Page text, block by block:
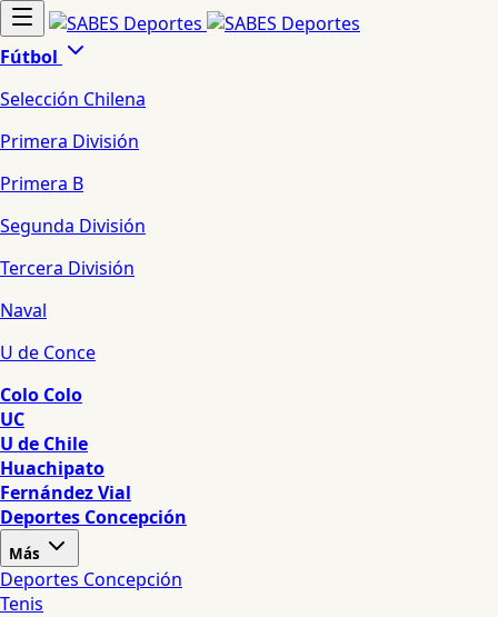
Fútbol
Selección Chilena
Primera División
Primera B
Segunda División
Tercera División
Naval
U de Conce
Colo Colo
UC
U de Chile
Huachipato
Fernández Vial
Deportes Concepción
Más
Deportes Concepción
Tenis